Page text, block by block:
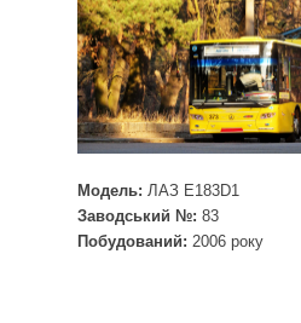
Модель: ЛАЗ E183D1
Заводський №: 83
Побудований: 2006 року